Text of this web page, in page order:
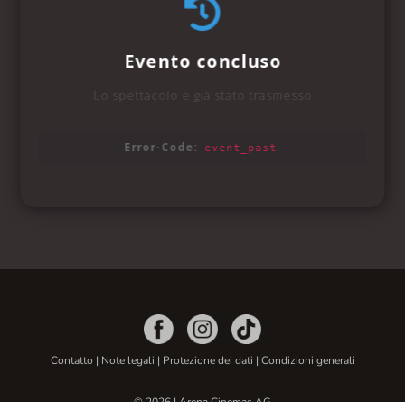
Contatto | Note legali | Protezione dei dati | Condizioni generali